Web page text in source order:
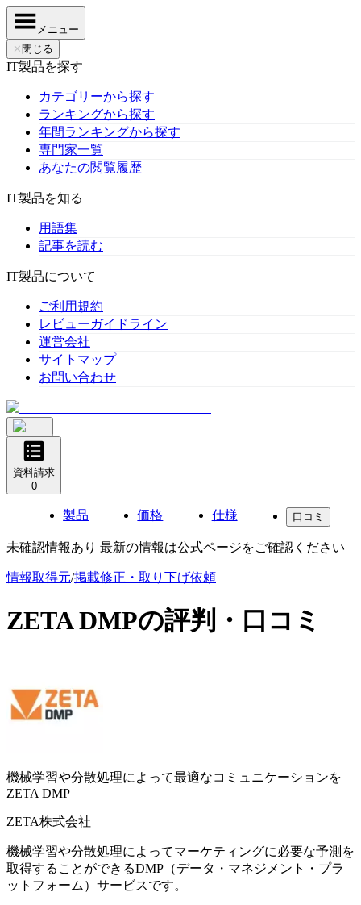
メニュー
✕ 閉じる
IT製品を探す
カテゴリーから探す
ランキングから探す
年間ランキングから探す
専門家一覧
あなたの閲覧履歴
IT製品を知る
用語集
記事を読む
IT製品について
ご利用規約
レビューガイドライン
運営会社
サイトマップ
お問い合わせ
資料請求
0
製品 価格 仕様 口コミ
未確認情報あり 最新の情報は公式ページをご確認ください
情報取得元/掲載修正・取り下げ依頼
ZETA DMPの評判・口コミ
機械学習や分散処理によって最適なコミュニケーションを
ZETA DMP
ZETA株式会社
機械学習や分散処理によってマーケティングに必要な予測を
取得することができるDMP（データ・マネジメント・プラ
ットフォーム）サービスです。